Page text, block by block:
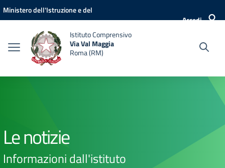
Vai ai contenuti
Vai al menu di navigazione
Vai al footer
Ministero dell'Istruzione e del
Accedi
Istituto Comprensivo
Via Val Maggia
Roma (RM)
Le notizie
Informazioni dall'istituto